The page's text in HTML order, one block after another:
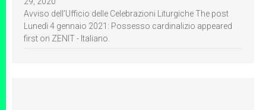
Avviso dell’Ufficio delle Celebrazioni Liturgiche The post
Lunedì 4 gennaio 2021: Possesso cardinalizio appeared
first on ZENIT - Italiano.